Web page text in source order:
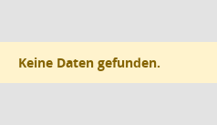
Keine Daten gefunden.